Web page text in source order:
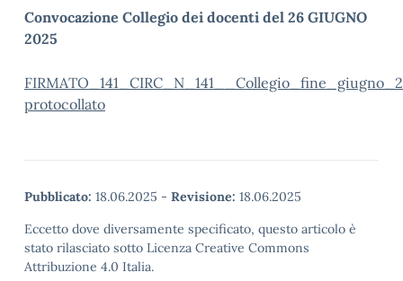
Convocazione Collegio dei docenti del 26 GIUGNO
2025
protocollato
Pubblicato: 18.06.2025 - Revisione: 18.06.2025
Eccetto dove diversamente specificato, questo articolo è
stato rilasciato sotto Licenza Creative Commons
Attribuzione 4.0 Italia.